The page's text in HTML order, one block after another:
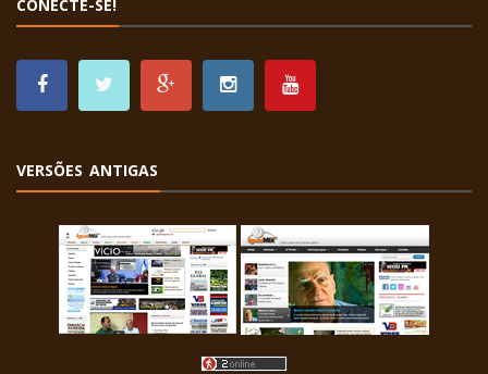
CONECTE-SE!
VERSÕES ANTIGAS